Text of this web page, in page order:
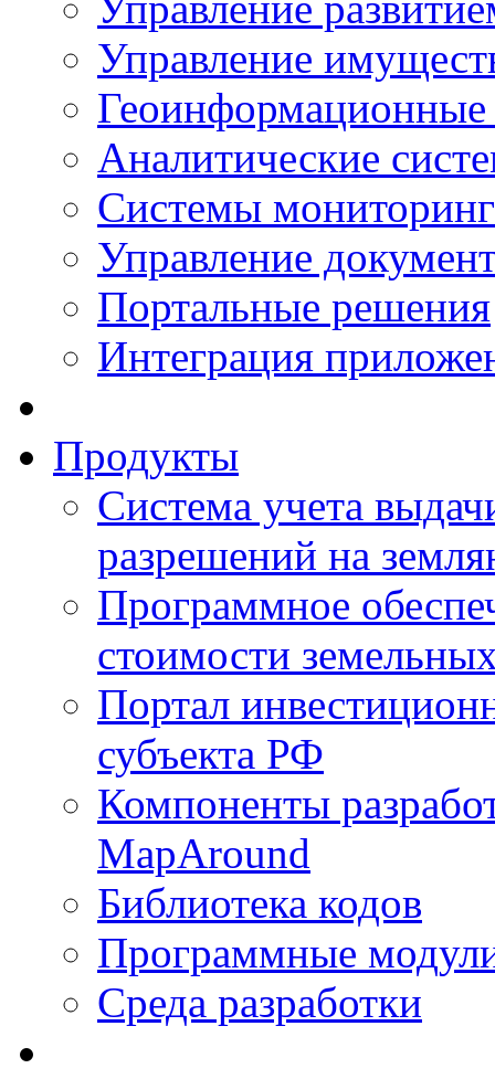
Управление
Аналитические
Системы
Управление
Портальные решения
Интеграция
Продукты
Система учета
разрешений на
Программное
стоимости
Портал
субъекта РФ
Компоненты
MapAround
Библиотека кодов
Программные
Среда разработки